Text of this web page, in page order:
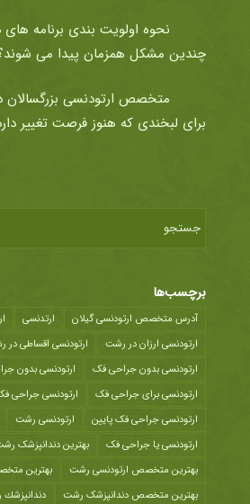
نحوه اولویت بندی برنامه
چندین مشکل همزمان پیدا می
متخصص ارتودنسی بزرگسالان
برای لبخندی که هنوز فرصت تغییر
برچسب‌ها
آدرس متخصص ارتودنسی گیلان ارتدنسی
ارتودنسی ارزان در رشت
ارتودنسی اقساطی در
ارتودنسی بدون جراحی فک
ارتودنسی بدون
ارتودنسی برای جراحی فک
ارتودنسی جراحی
ارتودنسی جراحی فک پایین
ارتودنسی رشت
ارتودنسی یا جراحی فک
بهترین دندانپزشک
بهترین متخصص ارتودنسی رشت
بهترین
بهترین متخصص دندانپزشک رشت